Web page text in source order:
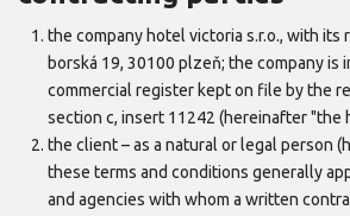
the company hotel victoria s.r.o., with
borská 19, 30100 plzeň; the company is
commercial register kept on file by the
section c, insert 11242 (hereinafter "the
the client – as a natural or legal person
these terms and conditions generally
and agencies with whom a written